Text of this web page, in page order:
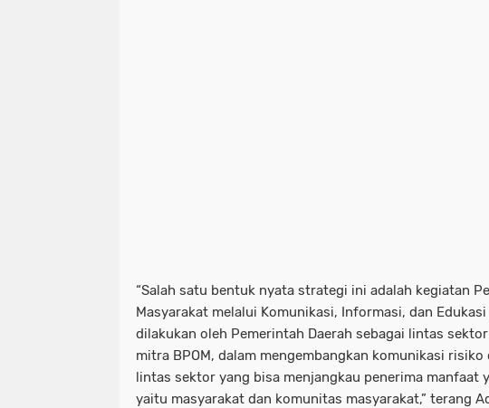
“Salah satu bentuk nyata strategi ini adalah kegiatan
Masyarakat melalui Komunikasi, Informasi, dan Edukasi
dilakukan oleh Pemerintah Daerah sebagai lintas
mitra BPOM, dalam mengembangkan komunikasi
lintas sektor yang bisa menjangkau penerima manfaat
yaitu masyarakat dan komunitas masyarakat,” terang